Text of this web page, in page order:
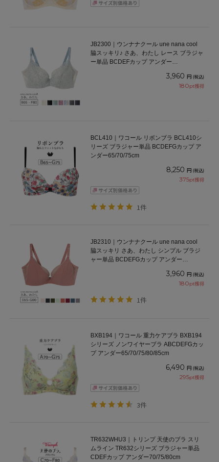
JB2300｜ウンナナクール une nana cool
脇スッキリ♪ さあ、わたし レース ブラジャ
ー単品 BCDEFカップ アンダー
3,960 円 (税込)
180pt獲得
BCL410｜ワコール リボンブラ BCL410シ
リーズ ブラジャー単品 BCDEFGカップ ア
ンダー65/70/75cm
8,250 円 (税込)
375pt獲得
1件
JB2310｜ウンナナクール une nana cool
脇スッキリ さあ、わたし シンプル ブラジ
ャー単品 BCDEFGカップ アンダー
3,960 円 (税込)
180pt獲得
1件
BXB194｜ワコール 重力ケアブラ BXB194
シリーズ ノンワイヤーブラ ABCDEFGカッ
プ アンダー65/70/75/80/85cm
6,490 円 (税込)
295pt獲得
3件
TR632WHU3｜トリンプ 天使のブラ スリ
ムライン TR632シリーズ ブラジャー単品
CDEFカップ アンダー70/75/80cm